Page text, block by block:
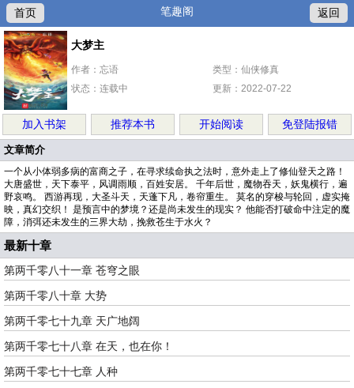
首页 笔趣阁 返回
大梦主
作者：忘语
类型：仙侠修真
状态：连载中
更新：2022-07-22
加入书架 推荐本书 开始阅读 免登陆报错
文章简介
一个从小体弱多病的富商之子，在寻求续命执之法时，意外走上了修仙登天之路！
大唐盛世，天下泰平，风调雨顺，百姓安居。 千年后世，魔物吞天，妖鬼横行，遍
野哀鸣。 西游再现，大圣斗天，天蓬下凡，卷帘重生。 莫名的穿梭与轮回，虚实掩
映，真幻交织！ 是预言中的梦境？还是尚未发生的现实？ 他能否打破命中注定的魔
障，消弭还未发生的三界大劫，挽救苍生于水火？
最新十章
第两千零八十一章 苍穹之眼
第两千零八十章 大势
第两千零七十九章 天广地阔
第两千零七十八章 在天，也在你！
第两千零七十七章 人种